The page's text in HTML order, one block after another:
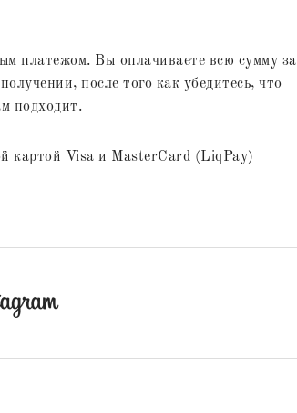
платежом. Вы оплачиваете всю сумму за
после того как убедитесь, что
подходит.
картой Visa и MasterCard (LiqPay)